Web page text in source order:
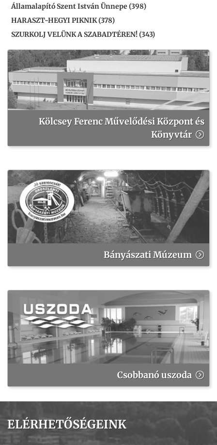
Államalapító Szent István Ünnepe (398)
HARASZT-HEGYI PIKNIK (378)
SZURKOLJ VELÜNK A SZABADTÉREN! (343)
Kölcsey Ferenc Művelődési Központ és
Könyvtár
Bányászati Múzeum
Csobbanó uszoda
ELÉRHETŐSÉGEINK